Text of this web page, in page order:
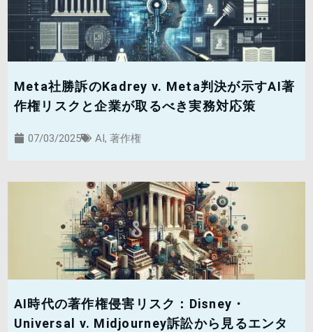
Meta社勝訴のKadrey v. Meta判決が示すAI著
作権リスクと企業が取るべき実務対応策
07/03/2025 AI, 著作権
AI時代の著作権侵害リスク：Disney・
Universal v. Midjourney訴訟から見るエンタ